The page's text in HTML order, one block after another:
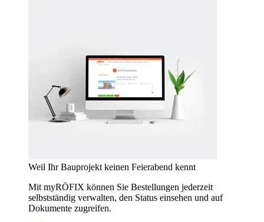
Weil Ihr Bauprojekt keinen Feierabend kennt
Mit myRÖFIX können Sie Bestellungen jederzeit
selbstständig verwalten, den Status einsehen und auf
Dokumente zugreifen.